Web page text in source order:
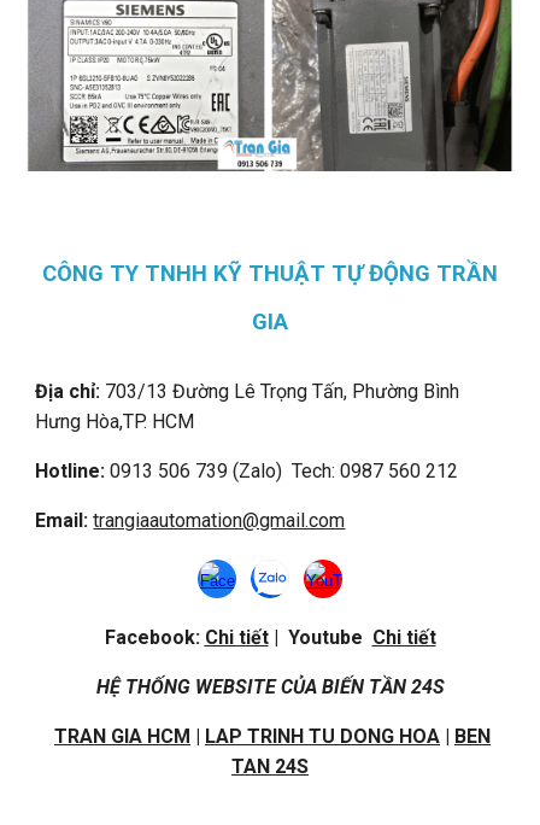
CÔNG TY TNHH KỸ THUẬT TỰ ĐỘNG TRẦN
GIA
Địa chỉ: 703/13 Đường Lê Trọng Tấn, Phường Bình
Hưng Hòa,TP. HCM
Hotline: 0913 506 739 (Zalo) Tech: 0987 560 212
Email:trangiaautomation@gmail.com
Facebook: Chi tiết| Youtube Chi tiết
HỆ THỐNG WEBSITE CỦA BIẾN TẦN 24S
TRAN GIA HCM | LAP TRINH TU DONG HOA | BEN
TAN 24S